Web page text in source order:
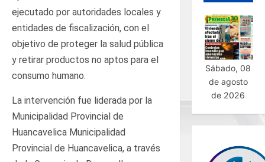
ejecutado por autoridades locales y
entidades de fiscalización, con el
objetivo de proteger la salud pública
y retirar productos no aptos para el
consumo humano.
La intervención fue liderada por la
Municipalidad Provincial de
Huancavelica Municipalidad
Provincial de Huancavelica, a través
Sábado, 08
de agosto
de 2026